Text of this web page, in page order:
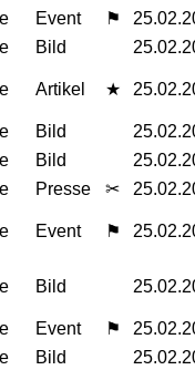
Event ⚑
Bild
Artikel ★
Bild
Bild
Presse ✂
Event ⚑
Bild
Event ⚑
Bild